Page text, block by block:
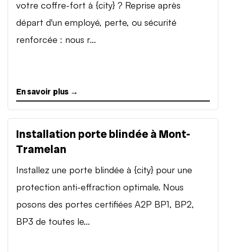
votre coffre-fort à {city} ? Reprise après
départ d'un employé, perte, ou sécurité
renforcée : nous r...
En savoir plus →
Installation porte blindée à Mont-
Tramelan
Installez une porte blindée à {city} pour une
protection anti-effraction optimale. Nous
posons des portes certifiées A2P BP1, BP2,
BP3 de toutes le...